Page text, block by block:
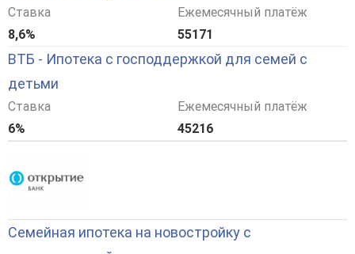
Ставка
8,6%
Ежемесячный платёж
55171
ВТБ - Ипотека с господдержкой для семей с
детьми
Ставка
6%
Ежемесячный платёж
45216
Семейная ипотека на новостройку с